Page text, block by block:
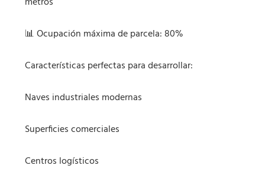
📊 Ocupación máxima de parcela: 80%
Características perfectas para desarrollar:
Naves industriales modernas
Superficies comerciales
Centros logísticos